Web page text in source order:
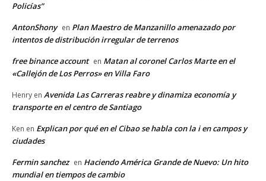
Policías”
AntonShony en Plan Maestro de Manzanillo amenazado por
intentos de distribución irregular de terrenos
free binance account en Matan al coronel Carlos Marte en el
«Callejón de Los Perros» en Villa Faro
Henry en Avenida Las Carreras reabre y dinamiza economía y
transporte en el centro de Santiago
Ken en Explican por qué en el Cibao se habla con la i en campos y
ciudades
Fermin sanchez en Haciendo América Grande de Nuevo: Un hito
mundial en tiempos de cambio